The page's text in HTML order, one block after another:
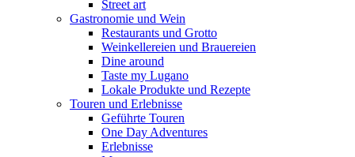
Street art
Gastronomie und Wein
Restaurants und Grotto
Weinkellereien und Brauereien
Dine around
Taste my Lugano
Lokale Produkte und Rezepte
Touren und Erlebnisse
Geführte Touren
One Day Adventures
Erlebnisse